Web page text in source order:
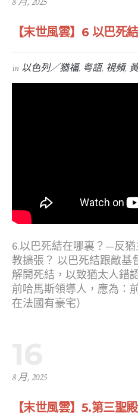
【末世風雲】6 以巴死
in 以色列／猶福, 粤語, 視頻,
6.以巴死結在哪裏？—反
教擴張？ 以巴死結跟敵基
解開死結，以致猶太人錯
前哈馬斯領導人，應為：
在法國有豪宅）
8 月, 2025
【末世風雲】5.第三聖